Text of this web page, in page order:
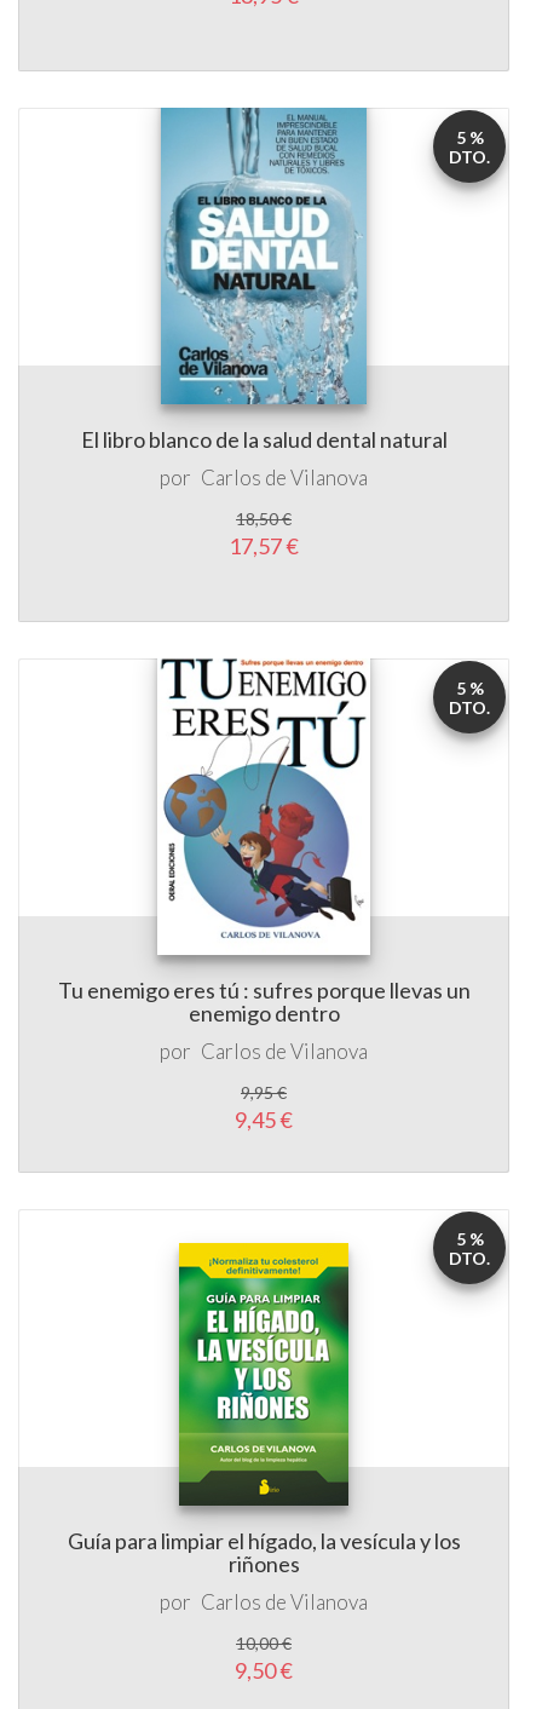
El libro blanco de la salud dental natural
por Carlos de Vilanova
18,50 €
17,57 €
DTO.
Tu enemigo eres tú : sufres porque llevas un
enemigo dentro
por Carlos de Vilanova
9,95 €
9,45 €
DTO.
Guía para limpiar el hígado, la vesícula y los
riñones
Carlos de Vilanova
10,00 €
9,50 €
DTO.